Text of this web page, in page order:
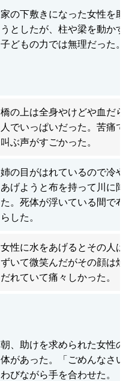
家の下敷きになった女性を
うとしたが、柱や梁を動か
子どもの力では無理だった。
橋の上は全身やけどや血だ
人でいっぱいだった。苦痛
叫ぶ声がすごかった。
姉の目がはれているので冷
あげようと布を持って川に
た。死体が浮いている間で
らした。
女性に水をあげるとその人
ずいて微笑んだがその顔は
だれていて痛々しかった。
朝、助けを求められた女性
体があった。「ごめんなさ
わびながら手を合わせた。